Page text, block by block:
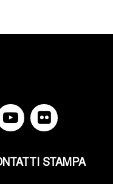
STAMPA